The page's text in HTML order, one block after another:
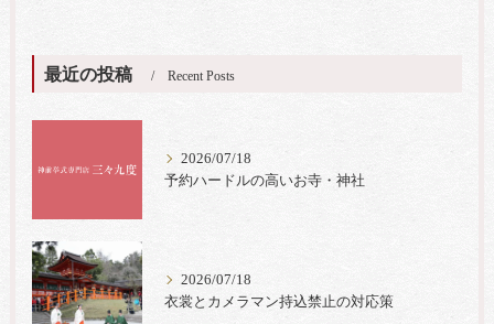
最近の投稿 Recent Posts
2026/07/18
予約ハードルの高いお寺・神社
2026/07/18
衣裳とカメラマン持込禁止の対応策